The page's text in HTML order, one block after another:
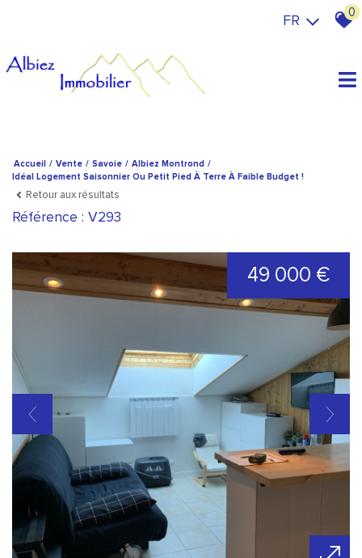
FR 0
Accueil Vente Savoie
Albiez Montrond
Idéal Logement Saisonnier Ou Petit Pied À Terre À Faible Budget !
Retour aux résultats
Référence : V293
49 000 €